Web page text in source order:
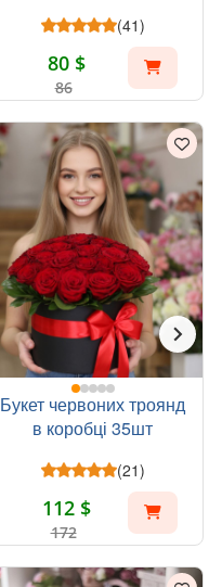
(41)
80 $
86
Букет червоних троянд
в коробці 35шт
(21)
112 $
172